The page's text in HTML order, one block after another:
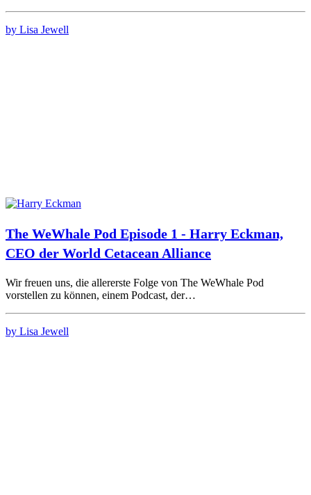
by Lisa Jewell
The WeWhale Pod Episode 1 - Harry Eckman,
CEO der World Cetacean Alliance
Wir freuen uns, die allererste Folge von The WeWhale Pod
vorstellen zu können, einem Podcast, der…
by Lisa Jewell